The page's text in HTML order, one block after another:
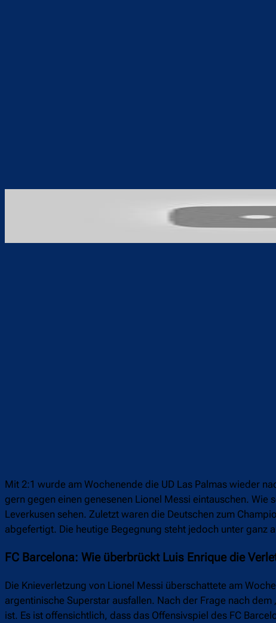
Mit 2:1 wurde am Wochenende die UD Las Palmas wieder
gern gegen einen genesenen Lionel Messi eintauschen.
Leverkusen sehen. Zuletzt waren die Deutschen zum
abgefertigt. Die heutige Begegnung steht jedoch unter ganz
FC Barcelona: Wie überbrückt Luis Enrique die
Die Knieverletzung von Lionel Messi überschattete am
argentinische Superstar ausfallen. Nach der Frage nach
ist. Es ist offensichtlich, dass das Offensivspiel des FC